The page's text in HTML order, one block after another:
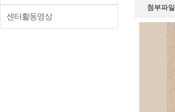
센터활동영상
첨부파일